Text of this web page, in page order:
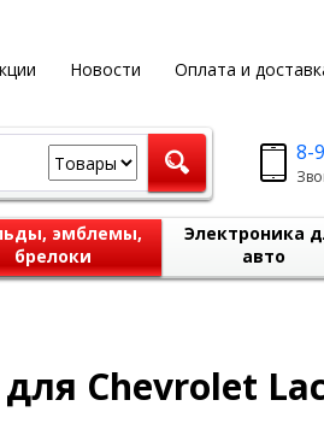
Новости Оплата и
8-
эмблемы,
брелоки
Электроника
авто
Chevrolet